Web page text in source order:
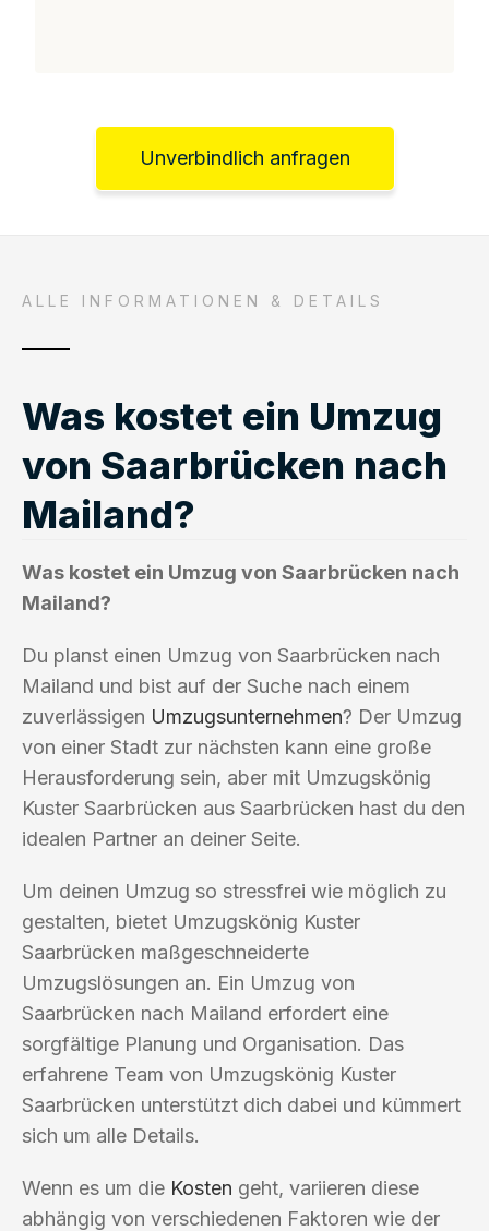
Unverbindlich anfragen
ALLE INFORMATIONEN & DETAILS
Was kostet ein Umzug
von Saarbrücken nach
Mailand?
Was kostet ein Umzug von Saarbrücken nach
Mailand?
Du planst einen Umzug von Saarbrücken nach
Mailand und bist auf der Suche nach einem
zuverlässigen Umzugsunternehmen? Der Umzug
von einer Stadt zur nächsten kann eine große
Herausforderung sein, aber mit Umzugskönig
Kuster Saarbrücken aus Saarbrücken hast du den
idealen Partner an deiner Seite.
Um deinen Umzug so stressfrei wie möglich zu
gestalten, bietet Umzugskönig Kuster
Saarbrücken maßgeschneiderte
Umzugslösungen an. Ein Umzug von
Saarbrücken nach Mailand erfordert eine
sorgfältige Planung und Organisation. Das
erfahrene Team von Umzugskönig Kuster
Saarbrücken unterstützt dich dabei und kümmert
sich um alle Details.
Wenn es um die Kosten geht, variieren diese
abhängig von verschiedenen Faktoren wie der